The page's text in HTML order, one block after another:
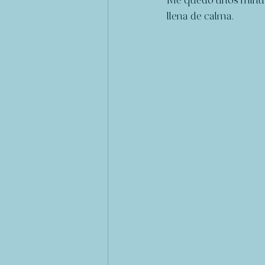
llena de calma.